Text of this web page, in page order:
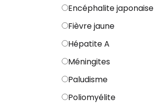
Encéphalite japonaise
Fièvre jaune
Hépatite A
Méningites
Paludisme
Poliomyélite